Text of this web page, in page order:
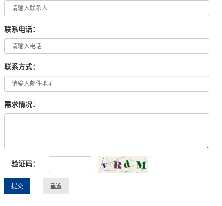
联系电话：
联系方式：
需求情况：
验证码：